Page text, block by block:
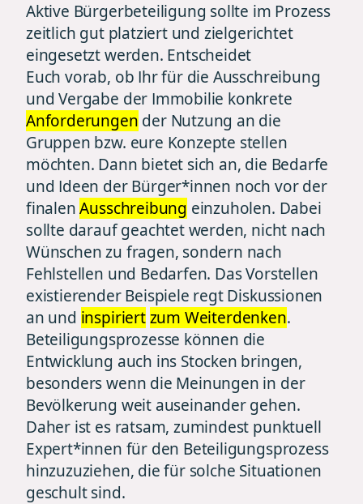
Aktive Bürgerbeteiligung sollte im Prozess
zeitlich gut platziert und zielgerichtet
eingesetzt werden. Entscheidet
Euch vorab, ob Ihr für die Ausschreibung
und Vergabe der Immobilie konkrete
Anforderungen der Nutzung an die
Gruppen bzw. eure Konzepte stellen
möchten. Dann bietet sich an, die Bedarfe
und Ideen der Bürger*innen noch vor der
finalenAusschreibung einzuholen. Dabei
sollte darauf geachtet werden, nicht nach
Wünschen zu fragen, sondern nach
Fehlstellen und Bedarfen. Das Vorstellen
existierender Beispiele regt Diskussionen
an und inspiriert zum Weiterdenken.
Beteiligungsprozesse können die
Entwicklung auch ins Stocken bringen,
besonders wenn die Meinungen in der
Bevölkerung weit auseinander gehen.
Daher ist es ratsam, zumindest punktuell
Expert*innen für den Beteiligungsprozess
hinzuzuziehen, die für solche Situationen
geschult sind.